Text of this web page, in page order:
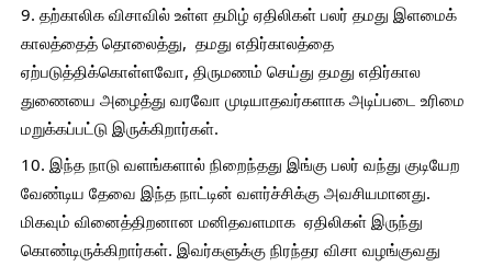
9. தற்காலிக விசாவில் உள்ள தமிழ் ஏதிலிகள் பலர் தமது இளமைக்
காலத்தைத் தொலைத்து,  தமது எதிர்காலத்தை
ஏற்படுத்திக்கொள்ளவோ, திருமணம் செய்து தமது எதிர்கால
துணையை அழைத்து வரவோ முடியாதவர்களாக அடிப்படை உரிமை
மறுக்கப்பட்டு இருக்கிறார்கள்.
10. இந்த நாடு வளங்களால் நிறைந்தது இங்கு பலர் வந்து குடியேற
வேண்டிய தேவை இந்த நாட்டின் வளர்ச்சிக்கு அவசியமானது.
மிகவும் வினைத்திறனான மனிதவளமாக  ஏதிலிகள் இருந்து
கொண்டிருக்கிறார்கள். இவர்களுக்கு நிரந்தர விசா வழங்குவது